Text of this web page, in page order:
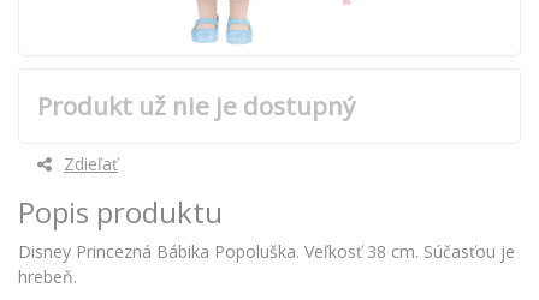
Produkt už nie je dostupný
Zdieľať
Popis produktu
Disney Princezná Bábika Popoluška. Veľkosť 38 cm. Súčasťou je
hrebeň.